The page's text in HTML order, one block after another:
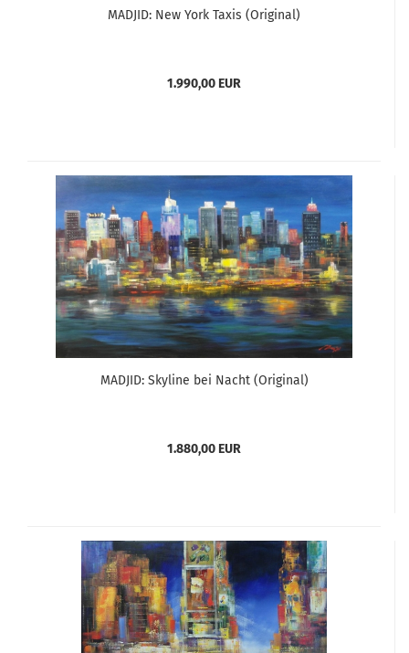
MADJID: New York Taxis (Original)
1.990,00 EUR
MADJID: Skyline bei Nacht (Original)
1.880,00 EUR